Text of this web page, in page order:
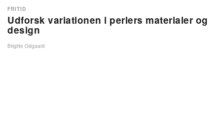
Udforsk variationen i perlers materialer og
design
FRITID
Brigitte Odgaard